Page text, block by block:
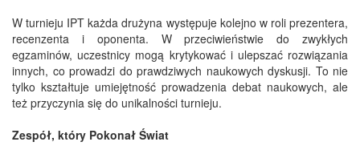
W turnieju IPT każda drużyna występuje kolejno w roli prezentera,
recenzenta i oponenta. W przeciwieństwie do zwykłych
egzaminów, uczestnicy mogą krytykować i ulepszać rozwiązania
innych, co prowadzi do prawdziwych naukowych dyskusji. To nie
tylko kształtuje umiejętność prowadzenia debat naukowych, ale
też przyczynia się do unikalności turnieju.
Zespół, który Pokonał Świat